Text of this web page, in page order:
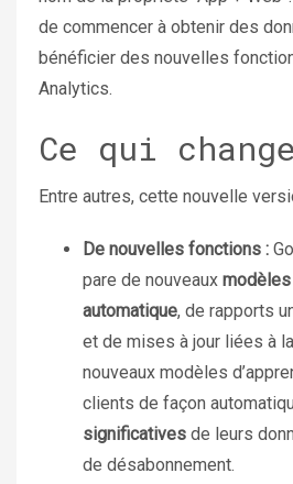
de commencer à obtenir des
bénéficier des nouvelles
Analytics.
Ce qui change
Entre autres, cette nouvelle
De nouvelles fonctions :
pare de nouveaux modèles
automatique, de rapports
et de mises à jour liées à
nouveaux modèles
clients de façon
significatives de leurs
de désabonnement.